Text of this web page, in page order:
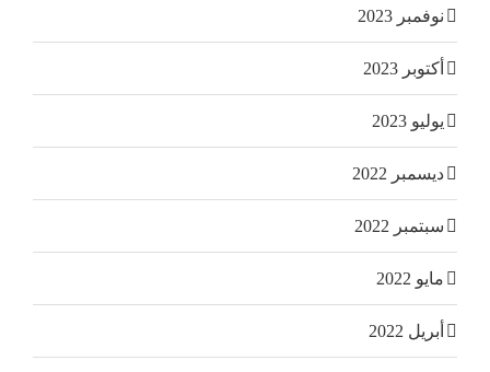
نوفمبر 2023
أكتوبر 2023
يوليو 2023
ديسمبر 2022
سبتمبر 2022
مايو 2022
أبريل 2022